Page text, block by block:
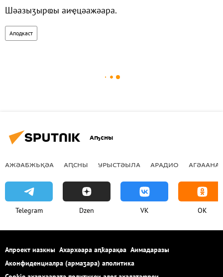
Шәазыӡырҩы аиҿцәажәара.
Аподкаст
Аҧсны
АЖӘАБЖЬҚӘА АԤСНЫ УРЫСТӘЫЛА АРАДИО
Telegram Dzen VK OK
Апроект иазкны Ахархәара аԥҟарақәа Аимадаразы
Аконфиденциалра (армаӡара) аполитика